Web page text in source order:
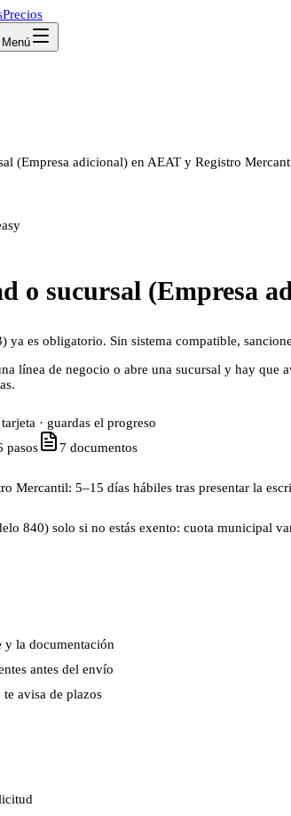
Precios
Menú
(Empresa adicional) en AEAT y Registro
o sucursal (Empresa
ya es obligatorio. Sin sistema compatible,
línea de negocio o abre una sucursal y hay
· guardas el progreso
pasos 7 documentos
Mercantil: 5–15 días hábiles tras presentar la
840) solo si no estás exento: cuota municipal
y la documentación
antes del envío
avisa de plazos